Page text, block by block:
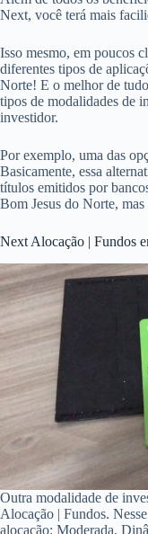
Next, você terá mais
Isso mesmo, em poucos
diferentes tipos de
Norte! E o melhor de
tipos de modalidades de
investidor.
Por exemplo, uma das
Basicamente, essa
títulos emitidos por
Bom Jesus do Norte,
Next Alocação | Fundos
Outra modalidade de
Alocação | Fundos.
alocação: Moderada,